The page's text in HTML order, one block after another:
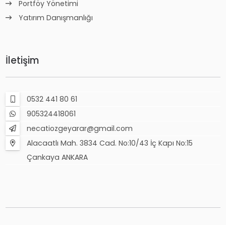
Portföy Yönetimi
Yatırım Danışmanlığı
İletişim
0532 441 80 61
905324418061
necatiozgeyarar@gmail.com
Alacaatlı Mah. 3834 Cad. No:10/43 İç Kapı No:15
Çankaya ANKARA